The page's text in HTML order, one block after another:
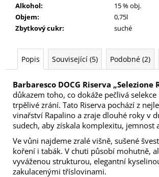
Alkohol:
15 % obj.
Objem:
0,75l
Zbytkový cukr: suché
Popis Související (5) Podobné (2)
Barbaresco DOCG Riserva „Selezione
důkazem toho, co dokáže pečlivá
trpělivé zrání. Tato Riserva pochází z
vinařství Rapalino a zraje dlouhé roky v
sudech, aby získala komplexitu, jemnost
Ve vůni najdeme zralé višně, sušené
koření i tabák. V chuti působí mohutně,
vyváženou strukturou, elegantní
zakulacenými tříslovinami.